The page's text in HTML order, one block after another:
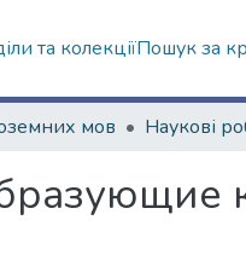
та колекціїПошук за
мов